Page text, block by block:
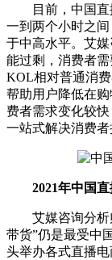
目前，中国直
一到两个小时之
于中高水平。艾
能过剩，消费者
KOL相对普通消
帮助用户降低在
费者需求变化较
一站式解决消费者
2021年中国
艾媒咨询分析师
带货”仍是最受中
头举办各式直播电